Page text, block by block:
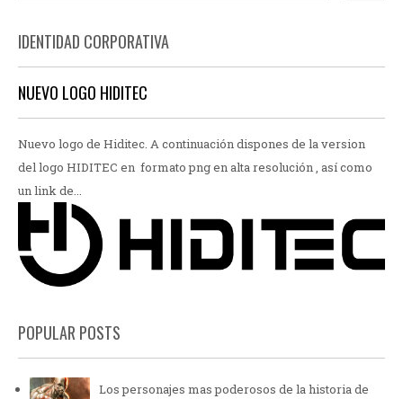
IDENTIDAD CORPORATIVA
NUEVO LOGO HIDITEC
Nuevo logo de Hiditec. A continuación dispones de la version
del logo HIDITEC en formato png en alta resolución , así como
un link de...
POPULAR POSTS
Los personajes mas poderosos de la historia de